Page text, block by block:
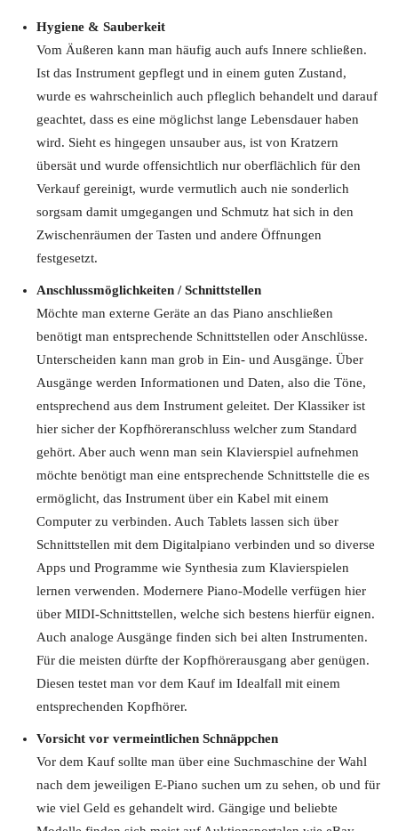
Hygiene & Sauberkeit
Vom Äußeren kann man häufig auch aufs Innere schließen.
Ist das Instrument gepflegt und in einem guten Zustand,
wurde es wahrscheinlich auch pfleglich behandelt und darauf
geachtet, dass es eine möglichst lange Lebensdauer haben
wird. Sieht es hingegen unsauber aus, ist von Kratzern
übersät und wurde offensichtlich nur oberflächlich für den
Verkauf gereinigt, wurde vermutlich auch nie sonderlich
sorgsam damit umgegangen und Schmutz hat sich in den
Zwischenräumen der Tasten und andere Öffnungen
festgesetzt.
Anschlussmöglichkeiten / Schnittstellen
Möchte man externe Geräte an das Piano anschließen
benötigt man entsprechende Schnittstellen oder Anschlüsse.
Unterscheiden kann man grob in Ein- und Ausgänge. Über
Ausgänge werden Informationen und Daten, also die Töne,
entsprechend aus dem Instrument geleitet. Der Klassiker ist
hier sicher der Kopfhöreranschluss welcher zum Standard
gehört. Aber auch wenn man sein Klavierspiel aufnehmen
möchte benötigt man eine entsprechende Schnittstelle die es
ermöglicht, das Instrument über ein Kabel mit einem
Computer zu verbinden. Auch Tablets lassen sich über
Schnittstellen mit dem Digitalpiano verbinden und so diverse
Apps und Programme wie Synthesia zum Klavierspielen
lernen verwenden. Modernere Piano-Modelle verfügen hier
über MIDI-Schnittstellen, welche sich bestens hierfür eignen.
Auch analoge Ausgänge finden sich bei alten Instrumenten.
Für die meisten dürfte der Kopfhörerausgang aber genügen.
Diesen testet man vor dem Kauf im Idealfall mit einem
entsprechenden Kopfhörer.
Vorsicht vor vermeintlichen Schnäppchen
Vor dem Kauf sollte man über eine Suchmaschine der Wahl
nach dem jeweiligen E-Piano suchen um zu sehen, ob und für
wie viel Geld es gehandelt wird. Gängige und beliebte